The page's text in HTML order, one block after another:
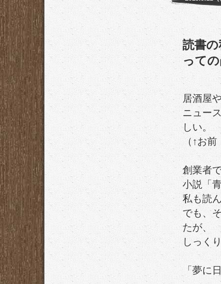
読書
って
居酒屋
ニュー
しい。
（↑お
創業者
小説「
私も読
でも、
たが、
しっく
「夢に